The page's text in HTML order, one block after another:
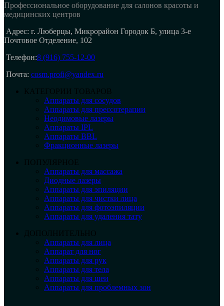
Профессиональное оборудование для салонов красоты и
медицинских центров
Адрес: г. Люберцы, Микрорайон Городок Б, улица 3-е
Почтовое Отделение, 102
Телефон:8 (916) 755-12-00
Почта: cosm.profi@yandex.ru
КАТЕГОРИИ ТОВАРОВ
Аппараты для сосудов
Аппараты для прессотерапии
Неодимовые лазеры
Аппараты IPL
Аппараты BBL
Фракционные лазеры
ПОПУЛЯРНОЕ
Аппараты для массажа
Диодные лазеры
Аппараты для эпиляции
Аппараты для чистки лица
Аппараты для фотоэпиляции
Аппараты для удаления тату
ДОПОЛНИТЕЛЬНО
Аппараты для лица
Аппарат для ног
Аппараты для рук
Аппараты для тела
Аппараты для шеи
Аппараты для проблемных зон